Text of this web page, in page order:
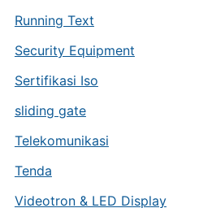
Running Text
Security Equipment
Sertifikasi Iso
sliding gate
Telekomunikasi
Tenda
Videotron & LED Display